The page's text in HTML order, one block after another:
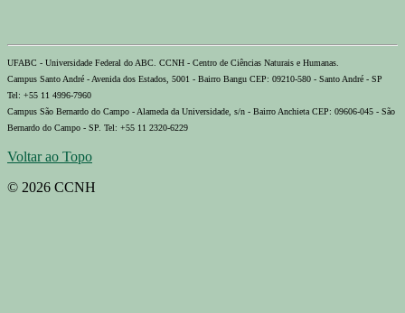
UFABC - Universidade Federal do ABC. CCNH - Centro de Ciências Naturais e Humanas.
Campus Santo André - Avenida dos Estados, 5001 - Bairro Bangu CEP: 09210-580 - Santo André - SP
Tel: +55 11 4996-7960
Campus São Bernardo do Campo - Alameda da Universidade, s/n - Bairro Anchieta CEP: 09606-045 - São
Bernardo do Campo - SP. Tel: +55 11 2320-6229
Voltar ao Topo
© 2026 CCNH